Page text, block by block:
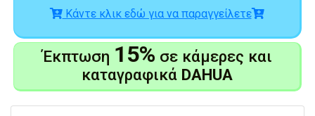
Κάντε κλικ εδώ για να παραγγείλετε
Έκπτωση 15% σε κάμερες και
καταγραφικά DAHUA